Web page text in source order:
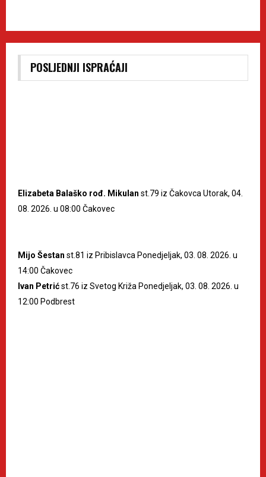
POSLJEDNJI ISPRAĆAJI
Elizabeta Balaško rođ. Mikulan st.79 iz Čakovca Utorak, 04.
08. 2026. u 08:00 Čakovec
Mijo Šestan st.81 iz Pribislavca Ponedjeljak, 03. 08. 2026. u
14:00 Čakovec
Ivan Petrićst.76 iz Svetog Križa Ponedjeljak, 03. 08. 2026. u
12:00 Podbrest